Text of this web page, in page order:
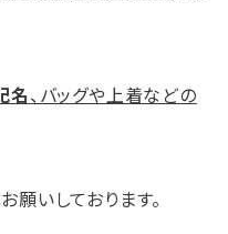
名、バッグや上着などの
願いしております。